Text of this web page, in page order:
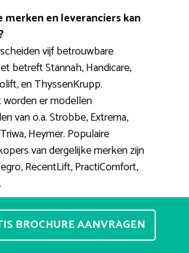
merken en leveranciers kan
vijf betrouwbare
betreft Stannah, Handicare,
en ThyssenKrupp.
worden er modellen
van o.a. Strobbe, Extrema,
Heymer. Populaire
van dergelijke merken zijn
RecentLift, PractiComfort,
ik de trapliften zien en
BROCHURE AANVRAGEN